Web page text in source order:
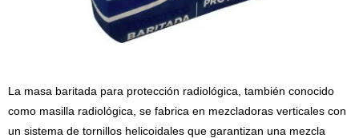
La masa baritada para protección radiológica, también conocido
como masilla radiológica, se fabrica en mezcladoras verticales con
un sistema de tornillos helicoidales que garantizan una mezcla